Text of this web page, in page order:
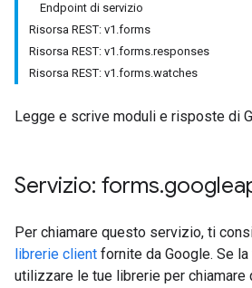
Endpoint di servizio
Risorsa REST: v1.forms
Risorsa REST: v1.forms.responses
Risorsa REST: v1.forms.watches
Legge e scrive moduli e risposte di
Servizio: forms.
Per chiamare questo servizio, ti
librerie client fornite da Google. Se
utilizzare le tue librerie per